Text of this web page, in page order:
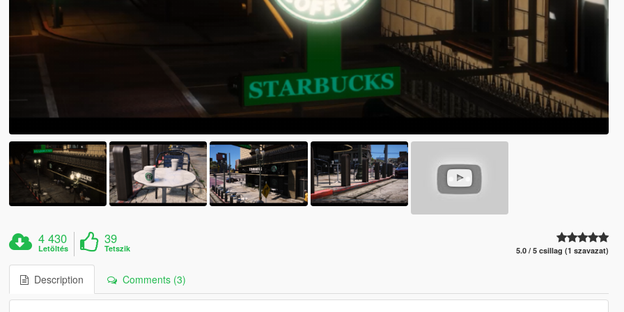
4 430
Letöltés
39
Tetszik 5.0 / 5 csillag (1 szavazat)
Description Comments (3)